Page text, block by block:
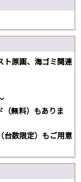
ト原画、海ゴミ関連
無料）もありま
数限定）もご用意